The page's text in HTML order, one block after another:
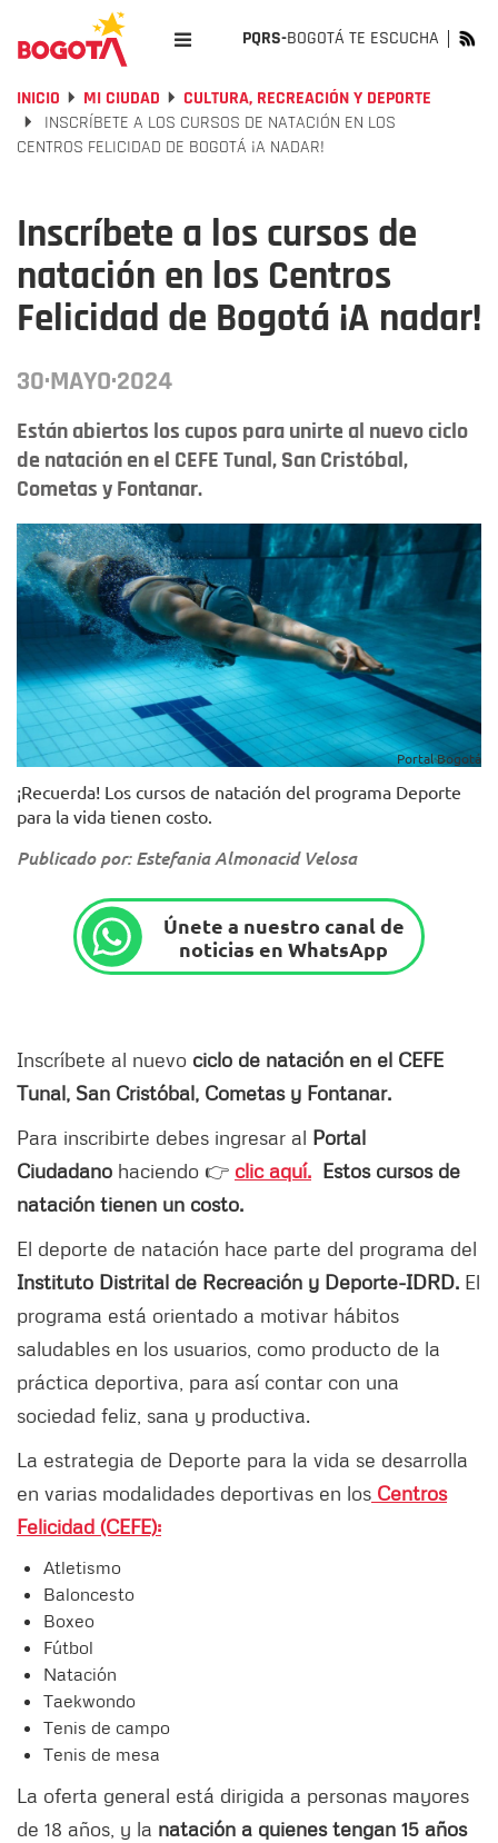
PQRS-BOGOTÁ TE ESCUCHA
INICIO MI CIUDAD
CULTURA, RECREACIÓN Y DEPORTE
INSCRÍBETE A LOS CURSOS DE NATACIÓN EN LOS
CENTROS FELICIDAD DE BOGOTÁ ¡A NADAR!
Inscríbete a los cursos de
natación en los Centros
Felicidad de Bogotá ¡A nadar!
30·MAYO·2024
Están abiertos los cupos para unirte al nuevo ciclo
de natación en el CEFE Tunal, San Cristóbal,
Cometas y Fontanar.
Portal Bogotá
¡Recuerda! Los cursos de natación del programa Deporte
para la vida tienen costo.
Publicado por: Estefania Almonacid Velosa
Únete a nuestro canal de
noticias en WhatsApp
Inscríbete al nuevo ciclo de natación en el CEFE
Tunal, San Cristóbal, Cometas y Fontanar.
Para inscribirte debes ingresar al Portal
Ciudadano haciendo 👉 clic aquí. Estos cursos de
natación tienen un costo.
El deporte de natación hace parte del programa del
Instituto Distrital de Recreación y Deporte-IDRD. El
programa está orientado a motivar hábitos
saludables en los usuarios, como producto de la
práctica deportiva, para así contar con una
sociedad feliz, sana y productiva.
La estrategia de Deporte para la vida se desarrolla
en varias modalidades deportivas en los Centros
Felicidad (CEFE):
Atletismo
Baloncesto
Boxeo
Fútbol
Natación
Taekwondo
Tenis de campo
Tenis de mesa
La oferta general está dirigida a personas mayores
de 18 años, y la natación a quienes tengan 15 años